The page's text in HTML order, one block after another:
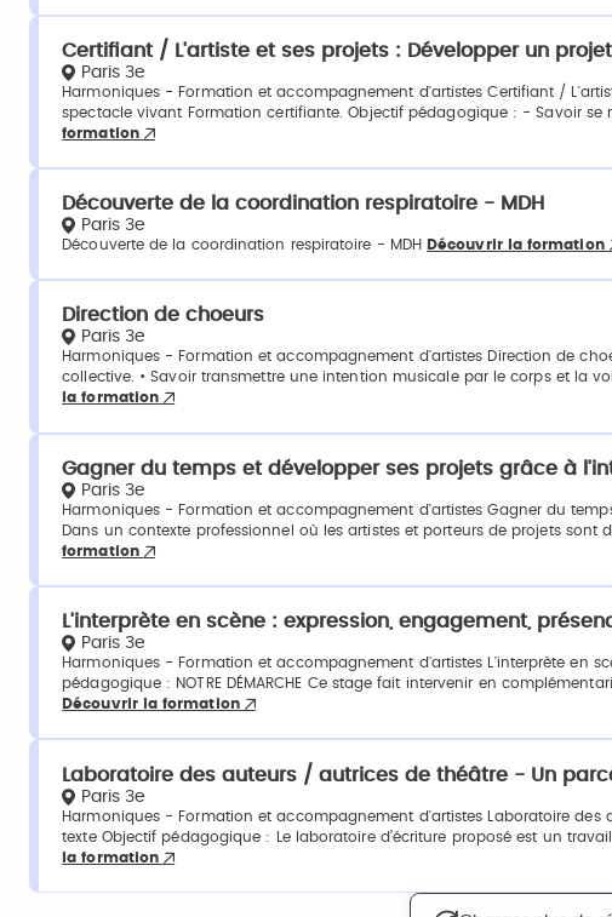
Certifiant / L'artiste et ses projets : Développer un
Paris 3e
Harmoniques - Formation et accompagnement d'artistes Certifiant /
spectacle vivant Formation certifiante. Objectif pédagogique : - Savoir se
formation
Découverte de la coordination respiratoire - MDH
Paris 3e
Découverte de la coordination respiratoire - MDH Découvrir la formation
Direction de choeurs
Paris 3e
Harmoniques - Formation et accompagnement d'artistes Direction de
collective. • Savoir transmettre une intention musicale par le corps et la
la formation
Gagner du temps et développer ses projets grâce à
Paris 3e
Harmoniques - Formation et accompagnement d'artistes Gagner du
Dans un contexte professionnel où les artistes et porteurs de projets sont
formation
L'interprète en scène : expression, engagement,
Paris 3e
Harmoniques - Formation et accompagnement d'artistes L'interprète en
pédagogique : NOTRE DÉMARCHE Ce stage fait intervenir en
Découvrir la formation
Laboratoire des auteurs / autrices de théâtre - Un
Paris 3e
Harmoniques - Formation et accompagnement d'artistes Laboratoire
texte Objectif pédagogique : Le laboratoire d’écriture proposé est un
la formation